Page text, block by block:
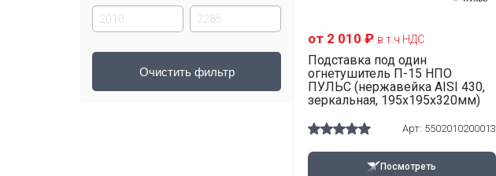
от 2 010 ₽ в т.ч НДС
Подставка под один
огнетушитель П-15 НПО
ПУЛЬС (нержавейка AISI 430,
зеркальная, 195х195х320мм)
Арт: 5502010200013
Посмотреть